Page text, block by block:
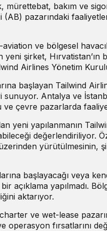
bakım ve
pazarındaki
ve bölgesel
şirket,
Airlines Yönetim
başlayan Tailwind
sunuyor. Antalya ve
çevre pazarlarda
yeni yapılanmanın
değerlendiriliyor.
yürütülmesinin,
başlayacağı veya
açıklama yapılmadı.
aktarıyor.
ve wet-lease
operasyon fırsatlarını